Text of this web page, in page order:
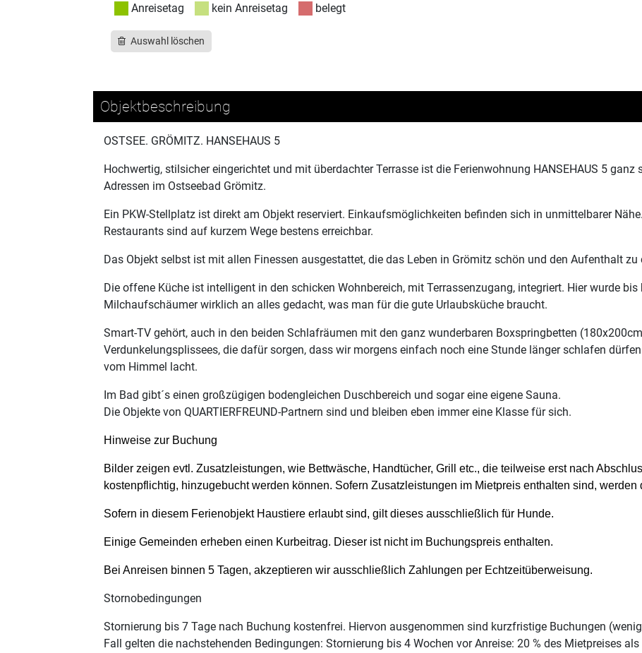
Anreisetag kein Anreisetag belegt
Auswahl löschen
Objektbeschreibung
OSTSEE. GRÖMITZ. HANSEHAUS 5
Hochwertig, stilsicher eingerichtet und mit überdachter Terrasse ist die Ferienwohnung HANSEHAUS 5
Adressen im Ostseebad Grömitz.
Ein PKW-Stellplatz ist direkt am Objekt reserviert. Einkaufsmöglichkeiten befinden sich in unmittelbarer
Restaurants sind auf kurzem Wege bestens erreichbar.
Das Objekt selbst ist mit allen Finessen ausgestattet, die das Leben in Grömitz schön und den Aufenthalt zu
Die offene Küche ist intelligent in den schicken Wohnbereich, mit Terrassenzugang, integriert. Hier wurde
Milchaufschäumer wirklich an alles gedacht, was man für die gute Urlaubsküche braucht.
Smart-TV gehört, auch in den beiden Schlafräumen mit den ganz wunderbaren Boxspringbetten
Verdunkelungsplissees, die dafür sorgen, dass wir morgens einfach noch eine Stunde länger schlafen
vom Himmel lacht.
Im Bad gibt´s einen großzügigen bodengleichen Duschbereich und sogar eine eigene Sauna.
Die Objekte von QUARTIERFREUND-Partnern sind und bleiben eben immer eine Klasse für sich.
Hinweise zur Buchung
Bilder zeigen evtl. Zusatzleistungen, wie Bettwäsche, Handtücher, Grill etc., die teilweise erst nach
kostenpflichtig, hinzugebucht werden können. Sofern Zusatzleistungen im Mietpreis enthalten sind,
Sofern in diesem Ferienobjekt Haustiere erlaubt sind, gilt dieses ausschließlich für Hunde.
Einige Gemeinden erheben einen Kurbeitrag. Dieser ist nicht im Buchungspreis enthalten.
Bei Anreisen binnen 5 Tagen, akzeptieren wir ausschließlich Zahlungen per Echtzeitüberweisung.
Stornobedingungen
Stornierung bis 7 Tage nach Buchung kostenfrei. Hiervon ausgenommen sind kurzfristige Buchungen
Fall gelten die nachstehenden Bedingungen: Stornierung bis 4 Wochen vor Anreise: 20 % des Mietpreises